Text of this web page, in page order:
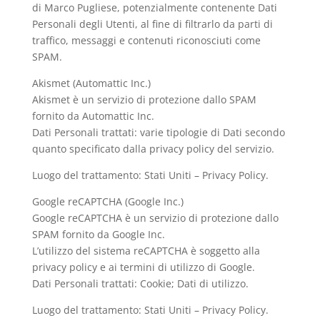
di Marco Pugliese, potenzialmente contenente Dati
Personali degli Utenti, al fine di filtrarlo da parti di
traffico, messaggi e contenuti riconosciuti come
SPAM.
Akismet (Automattic Inc.)
Akismet è un servizio di protezione dallo SPAM
fornito da Automattic Inc.
Dati Personali trattati: varie tipologie di Dati secondo
quanto specificato dalla privacy policy del servizio.
Luogo del trattamento: Stati Uniti – Privacy Policy.
Google reCAPTCHA (Google Inc.)
Google reCAPTCHA è un servizio di protezione dallo
SPAM fornito da Google Inc.
L’utilizzo del sistema reCAPTCHA è soggetto alla
privacy policy e ai termini di utilizzo di Google.
Dati Personali trattati: Cookie; Dati di utilizzo.
Luogo del trattamento: Stati Uniti – Privacy Policy.